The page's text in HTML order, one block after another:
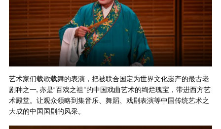
艺术家们载歌载舞的表演，把被联合国定为世界文化遗产的最古老
剧种之一, 亦是”百戏之祖“的中国戏曲艺术的绚烂瑰宝，带进西方艺
术殿堂。让观众领略到集音乐、舞蹈、戏剧表演等中国传统艺术之
大成的中国国剧的风采。